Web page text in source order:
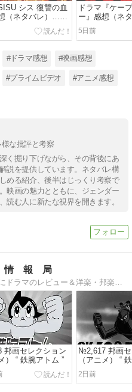
シス 復讐の血
（ネタバレ）…
老人対決
ドラマ『ケー
ー』感想（ネ
に恥をかかせ
5日前
#ドラマ感想 #映画感想
#プライムビデオ #アニメ感想
な批評と考察
く掘り下げながら、その背後にあ
説を提供しています。ネタバレ構
める紹介、後半はじっくり考察で
映画の魅力とともに、ジェンダー
読む人に新たな視界を開きます。
報 局
邦画セレクション
） “ 鉄腕アトム ”
№2,617 邦画
（アニメ） “
2日前